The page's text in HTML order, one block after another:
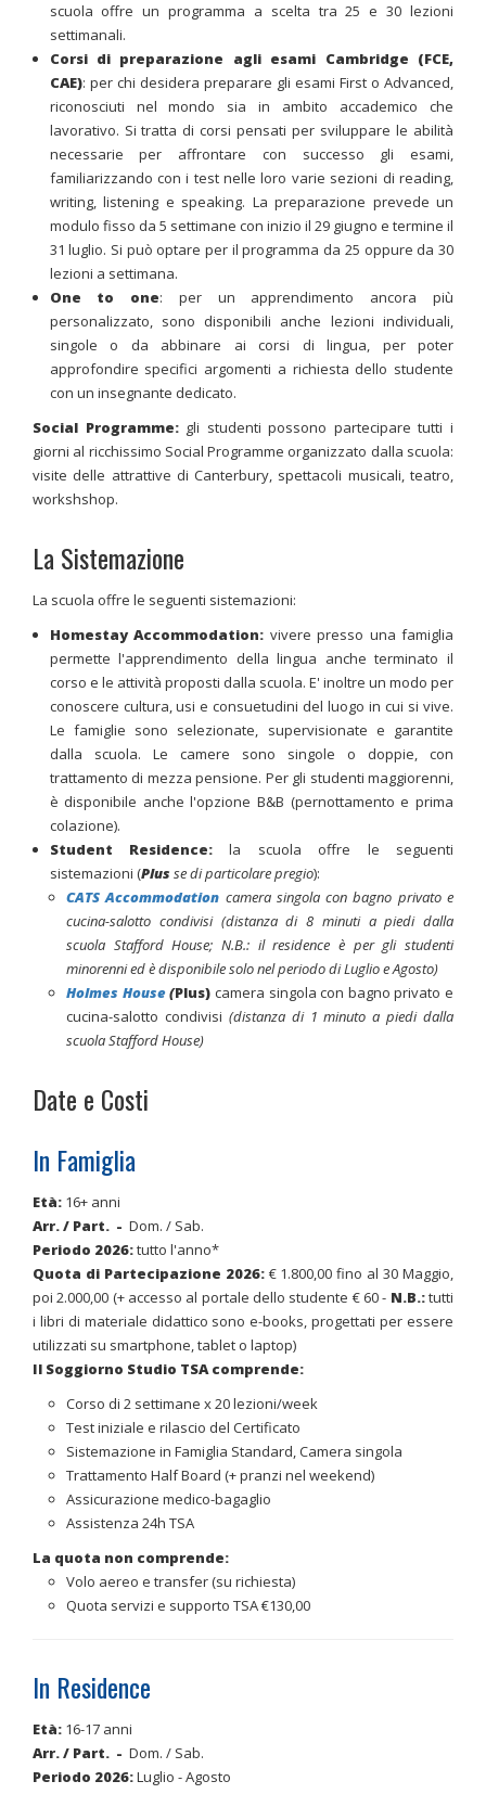
scuola offre un programma a scelta tra 25 e 30 lezioni
settimanali.
Corsi di preparazione agli esami Cambridge (FCE,
CAE): per chi desidera preparare gli esami First o Advanced,
riconosciuti nel mondo sia in ambito accademico che
lavorativo. Si tratta di corsi pensati per sviluppare le abilità
necessarie per affrontare con successo gli esami,
familiarizzando con i test nelle loro varie sezioni di reading,
writing, listening e speaking. La preparazione prevede un
modulo fisso da 5 settimane con inizio il 29 giugno e termine il
31 luglio. Si può optare per il programma da 25 oppure da 30
lezioni a settimana.
One to one: per un apprendimento ancora più
personalizzato, sono disponibili anche lezioni individuali,
singole o da abbinare ai corsi di lingua, per poter
approfondire specifici argomenti a richiesta dello studente
con un insegnante dedicato.
Social Programme: gli studenti possono partecipare tutti i
giorni al ricchissimo Social Programme organizzato dalla scuola:
visite delle attrattive di Canterbury, spettacoli musicali, teatro,
workshshop.
La Sistemazione
La scuola offre le seguenti sistemazioni:
Homestay Accommodation: vivere presso una famiglia
permette l'apprendimento della lingua anche terminato il
corso e le attività proposti dalla scuola. E' inoltre un modo per
conoscere cultura, usi e consuetudini del luogo in cui si vive.
Le famiglie sono selezionate, supervisionate e garantite
dalla scuola. Le camere sono singole o doppie, con
trattamento di mezza pensione. Per gli studenti maggiorenni,
è disponibile anche l'opzione B&B (pernottamento e prima
colazione).
Student Residence:la scuola offre le seguenti
sistemazioni (Plus se di particolare pregio):
CATS Accommodation camera singola con bagno privato e
cucina-salotto condivisi (distanza di 8 minuti a piedi dalla
scuola Stafford House; N.B.: il residence è per gli studenti
minorenni ed è disponibile solo nel periodo di Luglio e Agosto)
Holmes House(Plus) camera singola con bagno privato e
cucina-salotto condivisi (distanza di 1 minuto a piedi dalla
scuola Stafford House)
Date e Costi
In Famiglia
Età: 16+ anni
Arr. / Part. - Dom. / Sab.
Periodo 2026:tutto l'anno*
Quota di Partecipazione 2026: € 1.800,00 fino al 30 Maggio,
poi 2.000,00 (+ accesso al portale dello studente € 60 - N.B.:tutti
i libri di materiale didattico sono e-books, progettati per essere
utilizzati su smartphone, tablet o laptop)
Il Soggiorno Studio TSA comprende:
Corso di 2 settimane x 20 lezioni/week
Test iniziale e rilascio del Certificato
Sistemazione in Famiglia Standard, Camera singola
Trattamento Half Board (+ pranzi nel weekend)
Assicurazione medico-bagaglio
Assistenza 24h TSA
La quota non comprende:
Volo aereo e transfer (su richiesta)
Quota servizi e supporto TSA €130,00
In Residence
Età: 16-17 anni
Arr. / Part. - Dom. / Sab.
Periodo 2026:Luglio - Agosto